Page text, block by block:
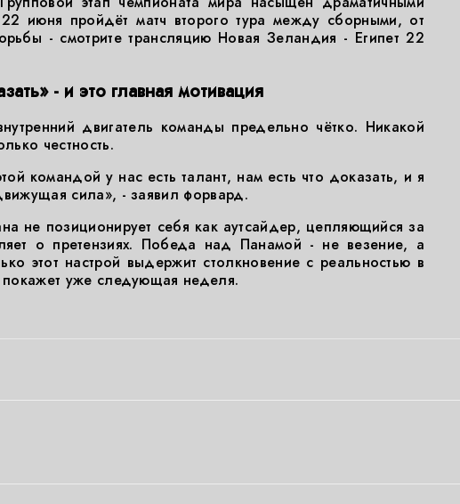
июня пройдёт матч второго тура между сборными, от
- смотрите трансляцию Новая Зеландия - Египет 22
- и это главная мотивация
двигатель команды предельно чётко. Никакой
честность.
командой у нас есть талант, нам есть что доказать, и я
сила», - заявил форвард.
не позиционирует себя как аутсайдер, цепляющийся за
о претензиях. Победа над Панамой - не везение, а
этот настрой выдержит столкновение с реальностью в
покажет уже следующая неделя.